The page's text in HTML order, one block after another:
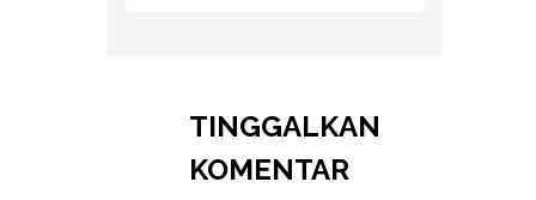
TINGGALKAN
KOMENTAR